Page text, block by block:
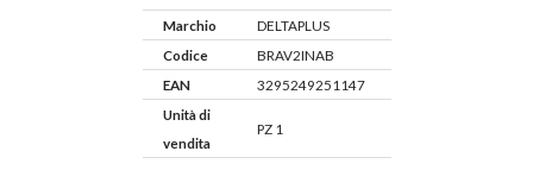
Marchio
DELTAPLUS
Codice
BRAV2INAB
EAN
3295249251147
Unità di
vendita
PZ 1